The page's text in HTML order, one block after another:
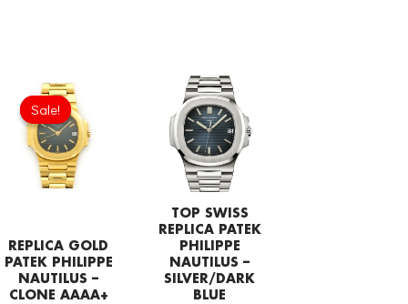
Sale!
Sale!
REPLICA GOLD
PATEK PHILIPPE
NAUTILUS –
CLONE AAAA+
Original
price
was:
£344.00.
TOP SWISS
REPLICA PATEK
PHILIPPE
NAUTILUS –
SILVER/DARK
BLUE